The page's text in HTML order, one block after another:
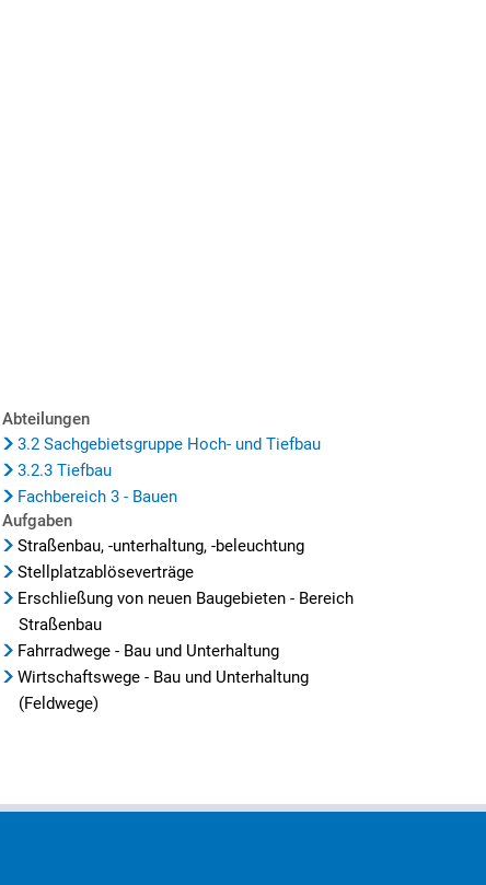
Abteilungen
3.2 Sachgebietsgruppe Hoch- und Tiefbau
3.2.3 Tiefbau
Fachbereich 3 - Bauen
Aufgaben
Straßenbau, -unterhaltung, -beleuchtung
Stellplatzablöseverträge
Erschließung von neuen Baugebieten - Bereich
Straßenbau
Fahrradwege - Bau und Unterhaltung
Wirtschaftswege - Bau und Unterhaltung
(Feldwege)